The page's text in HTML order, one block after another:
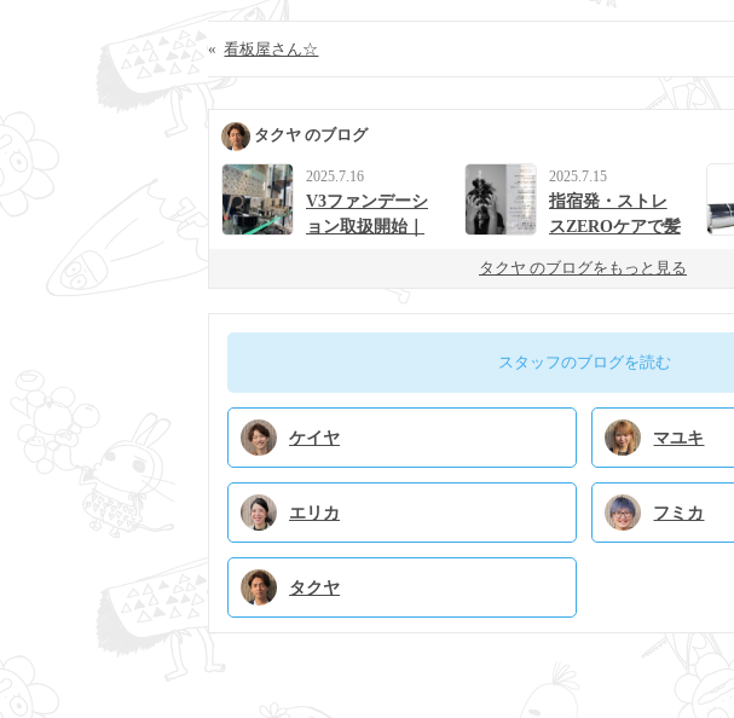
« 看板屋さん☆
タクヤ のブログ
2025.7.16
V3ファンデーシ
ョン取扱開始｜
2025.7.15
指宿発・ストレ
スZEROケアで髪
uの新提案
タクヤ のブログをもっと見る
スタッフのブログを読む
ケイヤ マユキ
エリカ フミカ
タクヤ